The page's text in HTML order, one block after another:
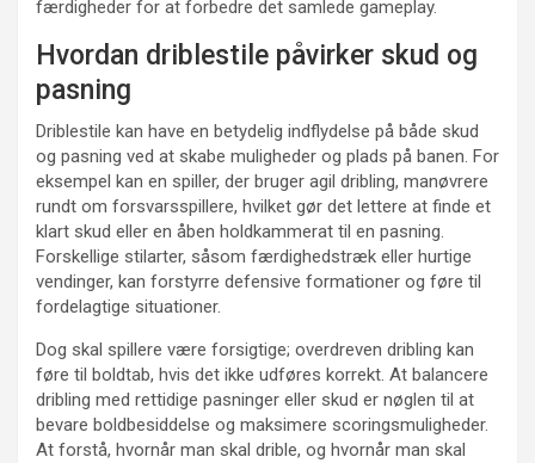
færdigheder for at forbedre det samlede gameplay.
Hvordan driblestile påvirker skud og
pasning
Driblestile kan have en betydelig indflydelse på både skud
og pasning ved at skabe muligheder og plads på banen. For
eksempel kan en spiller, der bruger agil dribling, manøvrere
rundt om forsvarsspillere, hvilket gør det lettere at finde et
klart skud eller en åben holdkammerat til en pasning.
Forskellige stilarter, såsom færdighedstræk eller hurtige
vendinger, kan forstyrre defensive formationer og føre til
fordelagtige situationer.
Dog skal spillere være forsigtige; overdreven dribling kan
føre til boldtab, hvis det ikke udføres korrekt. At balancere
dribling med rettidige pasninger eller skud er nøglen til at
bevare boldbesiddelse og maksimere scoringsmuligheder.
At forstå, hvornår man skal drible, og hvornår man skal